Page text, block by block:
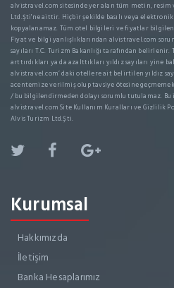
alvistravel.com sitesinde yer alan tüm metin,
Ltd.Şti'ne aittir. Hiçbir şekilde basılı veya
kopyalanamaz. Tüm otel bilgileri ve fiyatlar
Fiyat ve bilgi yanlışlıklarından alvistravel.com
sayıları T.C. Turizm Bakanlığı tarafından
arttırdıkları ya da azalttıkları yıldız sayıları yine
alvistravel.com’ daki otellere ait belirtilen yıldız
acentemize verilmiş olup tavsiye ötesine
/ bu bilgilendirmeden dolayı sorumlu tutulamaz.
alvistravel.com Site Kullanım Kuralları ve Gizlilik
Alvis Turizm Ltd.Şti.
Kurumsal
Hakkımızda
İletişim
Banka Hesaplarımız